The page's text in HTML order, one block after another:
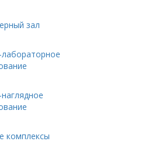
зал
комплексы